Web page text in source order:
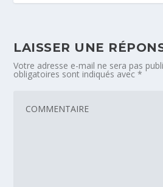
LAISSER UNE
Votre adresse e-mail ne sera pas
obligatoires sont indiqués avec*